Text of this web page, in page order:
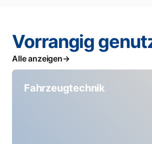
Vorrangig
Alle anzeigen
Fahrzeugtechnik